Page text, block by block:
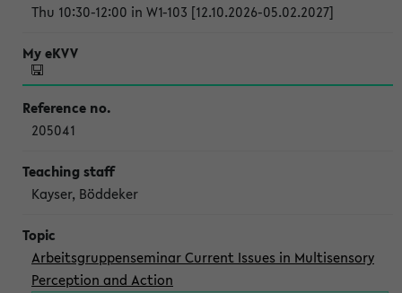
Thu 10:30-12:00 in W1-103 [12.10.2026-05.02.2027]
205041
Kayser, Böddeker
Arbeitsgruppenseminar Current Issues in Multisensory
Perception and Action